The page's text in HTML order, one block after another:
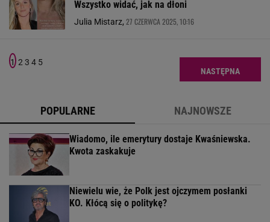
Wszystko widać, jak na dłoni
Julia Mistarz, 27 CZERWCA 2025, 10:16
1 2 3 4 5
NASTĘPNA
POPULARNE NAJNOWSZE
Wiadomo, ile emerytury dostaje Kwaśniewska.
Kwota zaskakuje
Niewielu wie, że Polk jest ojczymem posłanki
KO. Kłócą się o politykę?